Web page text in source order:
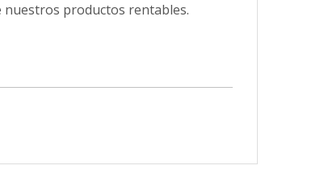
nuestros productos rentables.